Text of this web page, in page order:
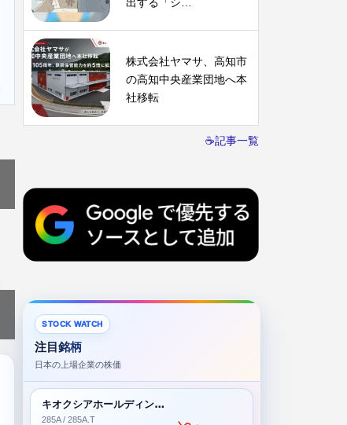
株式会社ヤマサ、高知市
の高知中央産業団地へ本
社移転
☕記事一覧
STOCK WATCH
注目銘柄
日本の上場企業の株価
キオクシアホールディングス株式会社
285A / 285A.T